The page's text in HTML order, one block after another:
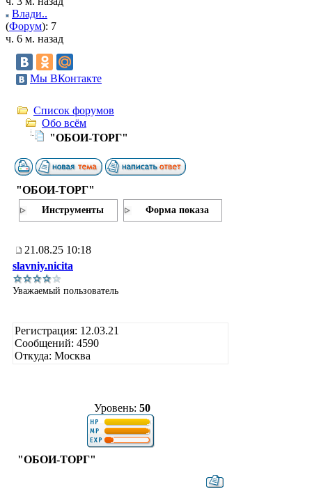
Влади..
(Форум): 7
ч. 6 м. назад
Мы ВКонтакте
Список форумов
Обо всём
"ОБОИ-ТОРГ"
"ОБОИ-ТОРГ"
Инструменты Форма показа
21.08.25 10:18
slavniy.nicita
Уважаемый пользователь
Регистрация: 12.03.21
Сообщений: 4590
Откуда: Москва
Уровень: 50
"ОБОИ-ТОРГ"